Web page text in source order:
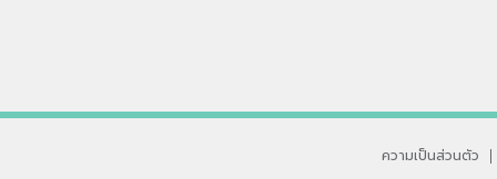
ความเป็นส่วนตัว
|